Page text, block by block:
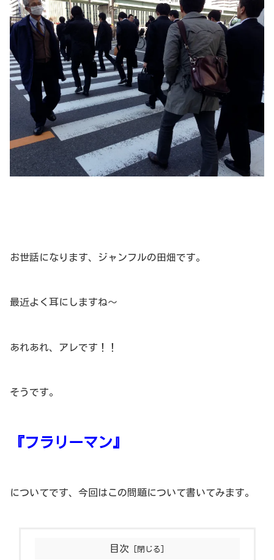
お世話になります、ジャンフルの田畑です。
最近よく耳にしますね～
あれあれ、アレです！！
そうです。
『フラリーマン』
についてです、今回はこの問題について書いてみます。
目次